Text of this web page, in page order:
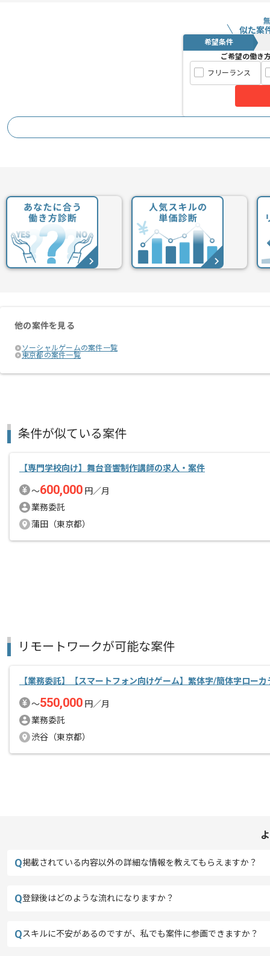
稼働も比較的安定している環境です。
似た案
希望条件
ご希望の働き
フリーランス
他の案件を見る
ソーシャルゲームの案件一覧
東京都の案件一覧
条件が似ている案件
【専門学校向け】舞台音響制作講師の求人・案件
〜600,000 円／月
業務委託
蒲田（東京都）
リモートワークが可能な案件
【業務委託】【スマートフォン向けゲーム】繁体字/簡体字ロー
〜550,000 円／月
業務委託
渋谷（東京都）
Q掲載されている内容以外の詳細な情報を教えてもらえますか？
Q登録後はどのような流れになりますか？
Qスキルに不安があるのですが、私でも案件に参画できますか？